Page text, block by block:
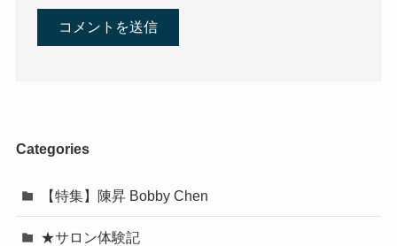
Categories
【特集】陳昇 Bobby Chen
★サロン体験記